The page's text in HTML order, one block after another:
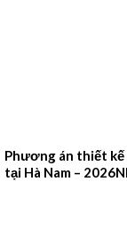
Phương án thiết kế
tại Hà Nam –